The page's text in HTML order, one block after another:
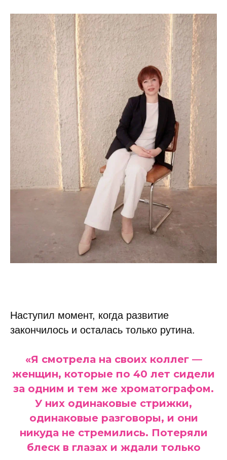
Наступил момент, когда развитие
закончилось и осталась только рутина.
«Я смотрела на своих коллег —
женщин, которые по 40 лет сидели
за одним и тем же хроматографом.
У них одинаковые стрижки,
одинаковые разговоры, и они
никуда не стремились. Потеряли
блеск в глазах и ждали только